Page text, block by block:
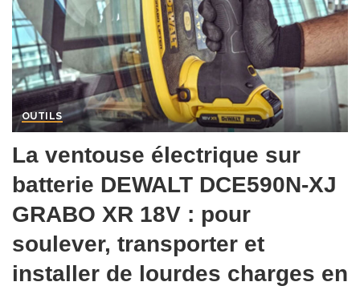
OUTILS
La ventouse électrique sur
batterie DEWALT DCE590N-XJ
GRABO XR 18V : pour
soulever, transporter et
installer de lourdes charges en